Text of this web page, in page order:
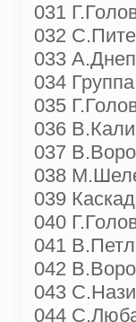
031
032
033
034
035
036
037
038
039
040
041
042
043
044